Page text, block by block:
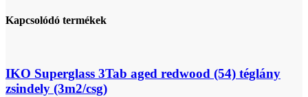
Kapcsolódó termékek
IKO Superglass 3Tab aged redwood (54) téglány
zsindely (3m2/csg)